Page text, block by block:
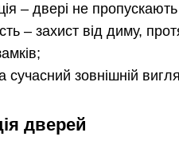
– двері не
– захист від диму,
сучасний зовнішній
дверей